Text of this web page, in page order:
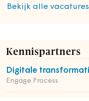
Bekijk alle vacatures
Kennispartners
Digitale
Engage Process